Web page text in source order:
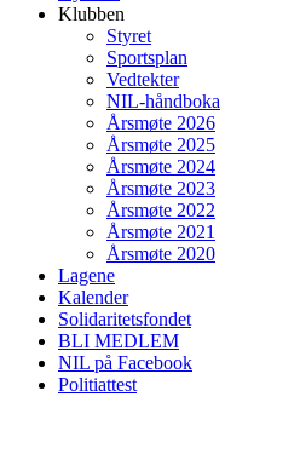
Klubben
Styret
Sportsplan
Vedtekter
NIL-håndboka
Årsmøte 2026
Årsmøte 2025
Årsmøte 2024
Årsmøte 2023
Årsmøte 2022
Årsmøte 2021
Årsmøte 2020
Lagene
Kalender
Solidaritetsfondet
BLI MEDLEM
NIL på Facebook
Politiattest